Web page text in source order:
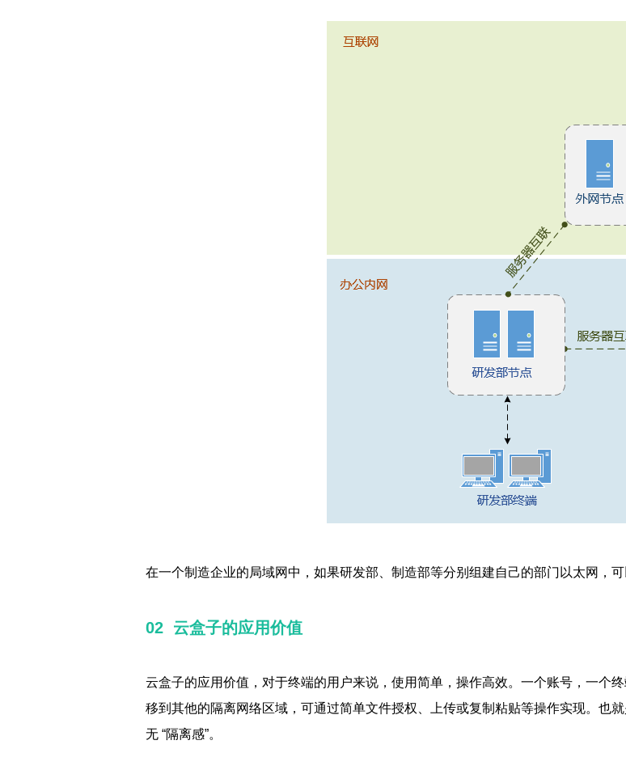
在一个制造企业的局域网中，如果研发部、制造部等分别组建自己的部门以太网，
02 云盒子的应用价值
云盒子的应用价值，对于终端的用户来说，使用简单，操作高效。一个账号，一个
移到其他的隔离网络区域，可通过简单文件授权、上传或复制粘贴等操作实现。也
无 “隔离感”。